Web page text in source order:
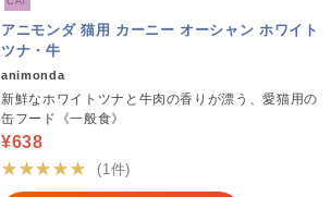
アニモンダ 猫用 カーニー オーシャン ホワイト
ツナ・牛
animonda
新鮮なホワイトツナと牛肉の香りが漂う、愛猫用の
缶フード《一般食》
¥638
★★★★★
(1件)